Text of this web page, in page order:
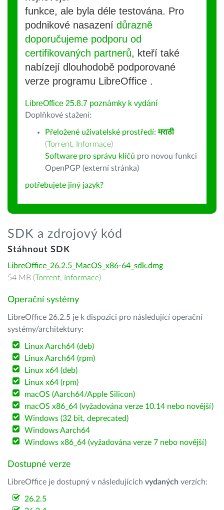
funkce, ale byla déle testována. Pro
podnikové nasazení důrazně
doporučujeme podporu od
certifikovaných partnerů, kteří také
nabízejí dlouhodobě podporované
verze programu LibreOffice .
LibreOffice 25.8.7 poznámky k vydání
Doplňkové stažení:
Přeložené uživatelské prostředí:मराठी
(Torrent, Informace)
Software pro správu klíčů pro novou funkci
OpenPGP (externí stránka)
potřebujete jiný jazyk?
SDK a zdrojový kód
Stáhnout SDK
LibreOffice_26.2.5_MacOS_x86-64_sdk.dmg
54 MB (Torrent, Informace)
Operační systémy
LibreOffice 26.2.5 je k dispozici pro následující operační
systémy/architektury:
Linux Aarch64 (deb)
Linux Aarch64 (rpm)
Linux x64 (deb)
Linux x64 (rpm)
macOS (Aarch64/Apple Silicon)
macOS x86_64 (vyžadována verze 10.14 nebo novější)
Windows (32 bit, deprecated)
Windows Aarch64
Windows x86_64 (vyžadována verze 7 nebo novější)
Dostupné verze
LibreOffice je dostupný v následujících vydaných verzích:
26.2.5